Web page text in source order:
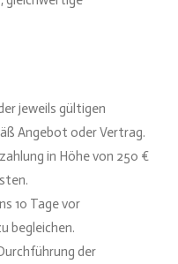
jeweils gültigen
Angebot oder Vertrag.
in Höhe von 250 €
10 Tage vor
begleichen.
der